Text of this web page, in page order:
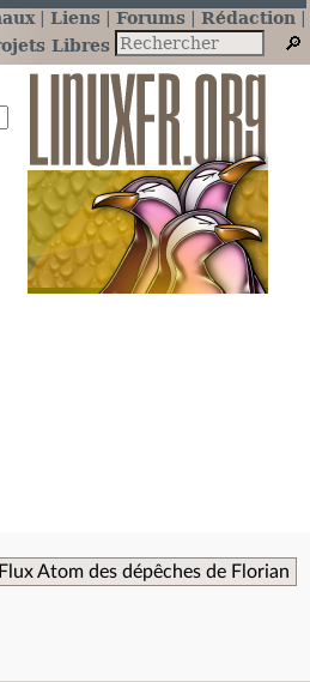
Liens Forums
Rédaction
Libres
Flux Atom des dépêches de Florian